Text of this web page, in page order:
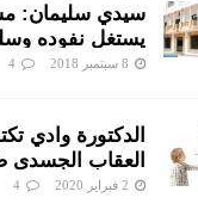
سيدي سليمان:
يستغل نفوده
وتستفيد شركته
8 سبتمبر 2018 4
الدكتورة وادي
العقاب الجسدي
تربوية؟
2 فبراير 2020 4